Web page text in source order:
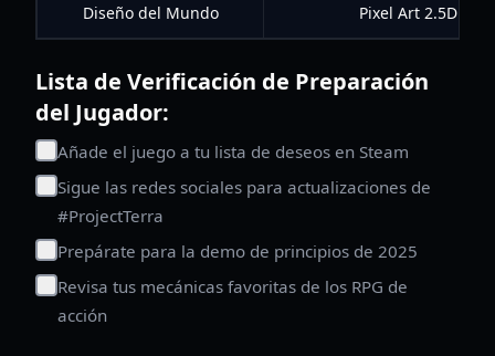
Diseño del Mundo Pixel Art 2.5D
Lista de Verificación de Preparación
del Jugador:
Añade el juego a tu lista de deseos en Steam
Sigue las redes sociales para actualizaciones de
#ProjectTerra
Prepárate para la demo de principios de 2025
Revisa tus mecánicas favoritas de los RPG de
acción